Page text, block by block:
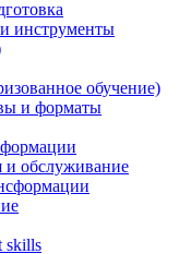
инструменты
обучение)
и форматы
и обслуживание
skills